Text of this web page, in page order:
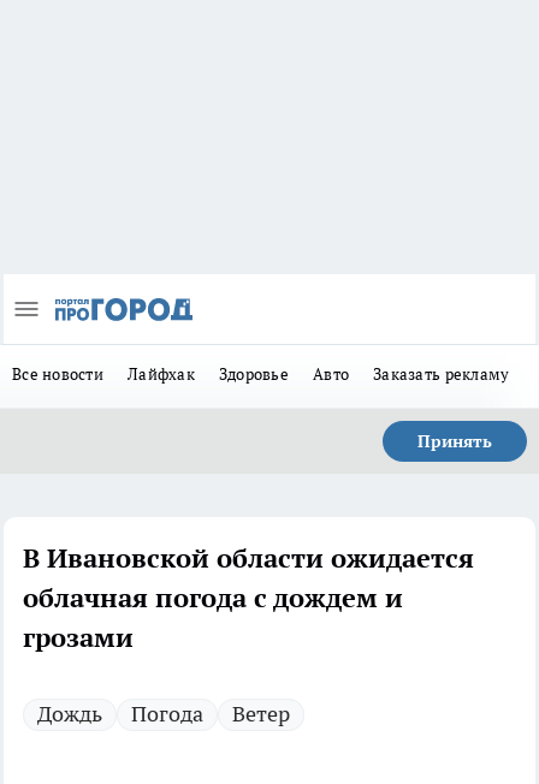
Все новости Лайфхак Здоровье Авто Заказать рекламу
Принять
В Ивановской области ожидается
облачная погода с дождем и
грозами
Дождь Погода Ветер